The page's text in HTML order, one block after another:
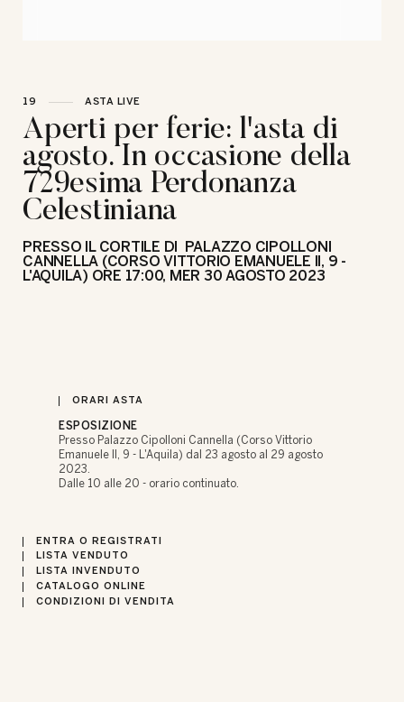
19 ASTA LIVE
Aperti per ferie: l'asta di
agosto. In occasione della
729esima Perdonanza
Celestiniana
PRESSO IL CORTILE DI PALAZZO CIPOLLONI
CANNELLA (CORSO VITTORIO EMANUELE II, 9 -
L'AQUILA) ORE 17:00, MER 30 AGOSTO 2023
ORARI ASTA
ESPOSIZIONE
Presso Palazzo Cipolloni Cannella (Corso Vittorio
Emanuele II, 9 - L'Aquila) dal 23 agosto al 29 agosto
2023.
Dalle 10 alle 20 - orario continuato.
ENTRA O REGISTRATI
LISTA VENDUTO
LISTA INVENDUTO
CATALOGO ONLINE
CONDIZIONI DI VENDITA